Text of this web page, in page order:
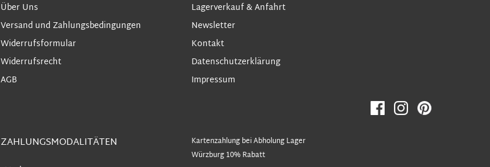
Über Uns
Versand und Zahlungsbedingungen
Widerrufsformular
Widerrufsrecht
AGB
Lagerverkauf & Anfahrt
Newsletter
Kontakt
Datenschutzerklärung
Impressum
ZAHLUNGSMODALITÄTEN
Kartenzahlung bei Abholung Lager
Würzburg 10% Rabatt